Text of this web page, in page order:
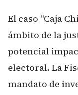
El caso "Caja
ámbito de la
potencial
electoral. La
mandato de